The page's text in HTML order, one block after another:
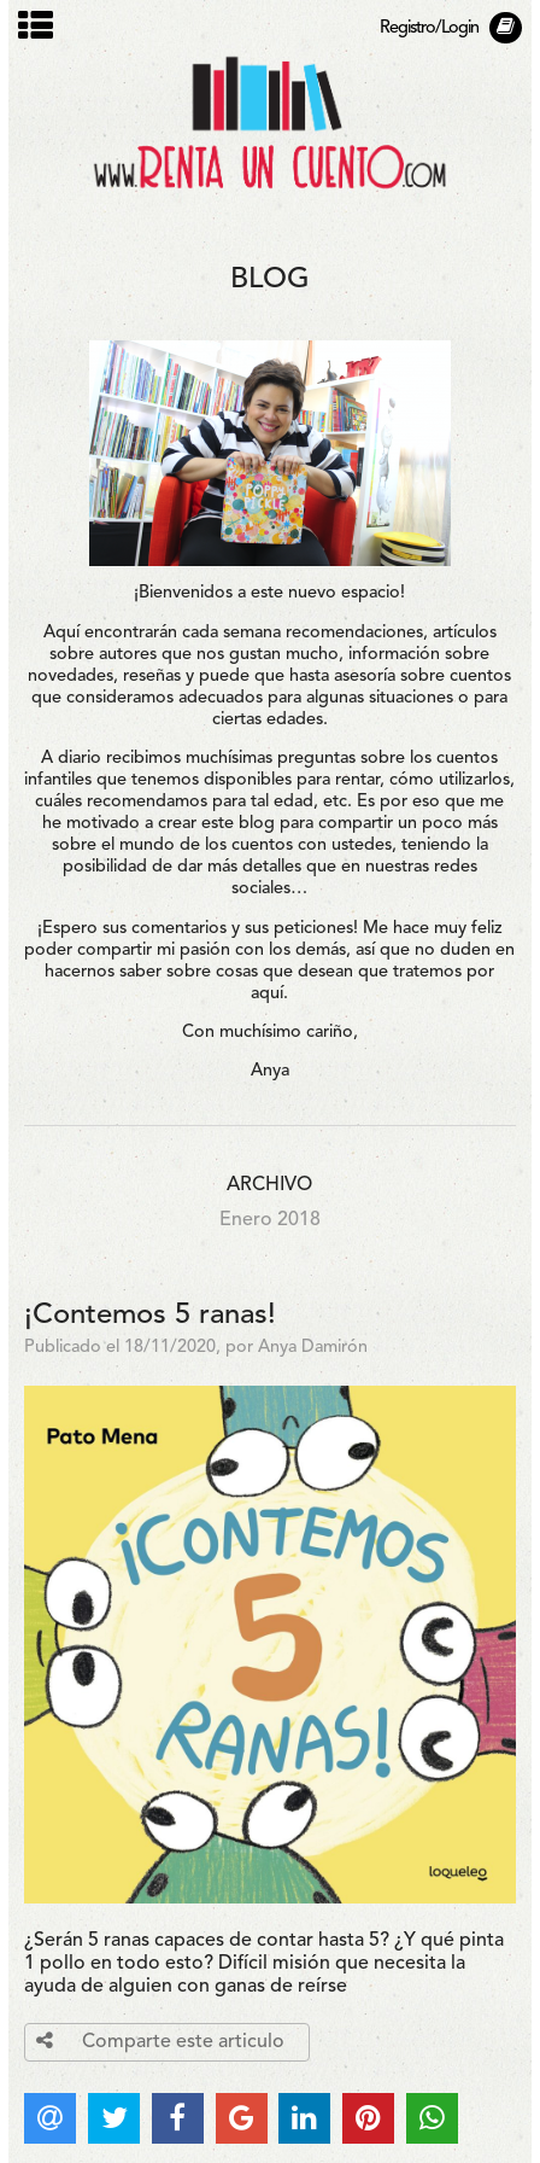
Registro/Login
BLOG
¡Bienvenidos a este nuevo espacio!
Aquí encontrarán cada semana recomendaciones, artículos
sobre autores que nos gustan mucho, información sobre
novedades, reseñas y puede que hasta asesoría sobre cuentos
que consideramos adecuados para algunas situaciones o para
ciertas edades.
A diario recibimos muchísimas preguntas sobre los cuentos
infantiles que tenemos disponibles para rentar, cómo utilizarlos,
cuáles recomendamos para tal edad, etc. Es por eso que me
he motivado a crear este blog para compartir un poco más
sobre el mundo de los cuentos con ustedes, teniendo la
posibilidad de dar más detalles que en nuestras redes
sociales…
¡Espero sus comentarios y sus peticiones! Me hace muy feliz
poder compartir mi pasión con los demás, así que no duden en
hacernos saber sobre cosas que desean que tratemos por
aquí.
Con muchísimo cariño,
Anya
ARCHIVO
Enero 2018
¡Contemos 5 ranas!
Publicado el 18/11/2020, por Anya Damirón
¿Serán 5 ranas capaces de contar hasta 5? ¿Y qué pinta
1 pollo en todo esto? Difícil misión que necesita la
ayuda de alguien con ganas de reírse
Comparte este articulo